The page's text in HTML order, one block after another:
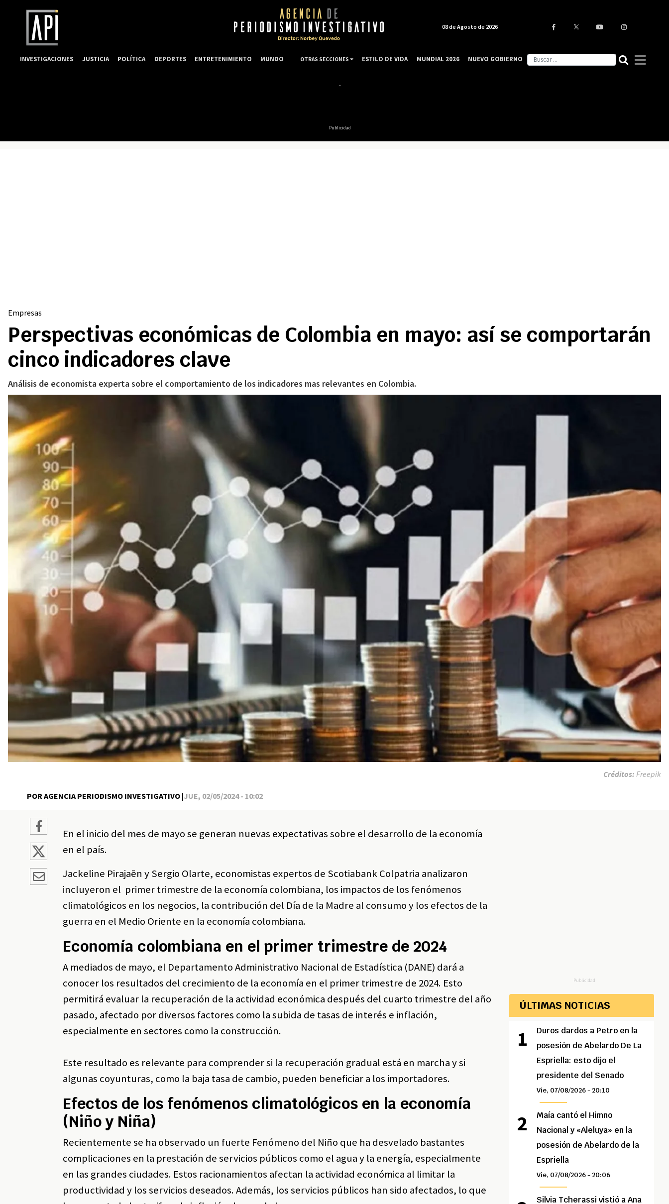
Publicidad
Empresas
Perspectivas económicas de Colombia en mayo: así se comportarán
cinco indicadores clave
Análisis de economista experta sobre el comportamiento de los indicadores mas relevantes en Colombia.
POR AGENCIA PERIODISMO INVESTIGATIVO |JUE, 02/05/2024 - 10:02
Créditos: Freepik
En el inicio del mes de mayo se generan nuevas expectativas sobre el desarrollo de la economía
en el país.
Jackeline Pirajaēn y Sergio Olarte, economistas expertos de Scotiabank Colpatria analizaron
incluyeron el primer trimestre de la economía colombiana, los impactos de los fenómenos
climatológicos en los negocios, la contribución del Día de la Madre al consumo y los efectos de la
guerra en el Medio Oriente en la economía colombiana.
Economía colombiana en el primer trimestre de 2024
A mediados de mayo, el Departamento Administrativo Nacional de Estadística (DANE) dará a
conocer los resultados del crecimiento de la economía en el primer trimestre de 2024. Esto
permitirá evaluar la recuperación de la actividad económica después del cuarto trimestre del año
pasado, afectado por diversos factores como la subida de tasas de interés e inflación,
especialmente en sectores como la construcción.
Este resultado es relevante para comprender si la recuperación gradual está en marcha y si
algunas coyunturas, como la baja tasa de cambio, pueden beneficiar a los importadores.
Efectos de los fenómenos climatológicos en la economía
(Niño y Niña)
Recientemente se ha observado un fuerte Fenómeno del Niño que ha desvelado bastantes
complicaciones en la prestación de servicios públicos como el agua y la energía, especialmente
en las grandes ciudades. Estos racionamientos afectan la actividad económica al limitar la
productividad y los servicios deseados. Además, los servicios públicos han sido afectados, lo que
Publicidad
ÚLTIMAS NOTICIAS
Duros dardos a Petro en la
posesión de Abelardo De La
Espriella: esto dijo el
presidente del Senado
Vie, 07/08/2026 - 20:10
Maía cantó el Himno
Nacional y «Aleluya» en la
posesión de Abelardo de la
Espriella
Vie, 07/08/2026 - 20:06
Silvia Tcherassi vistió a Ana
08 de Agosto de 2026
INVESTIGACIONES JUSTICIA POLÍTICA DEPORTES ENTRETENIMIENTO MUNDO OTRAS SECCIONES ESTILO DE VIDA MUNDIAL 2026 NUEVO GOBIERNO